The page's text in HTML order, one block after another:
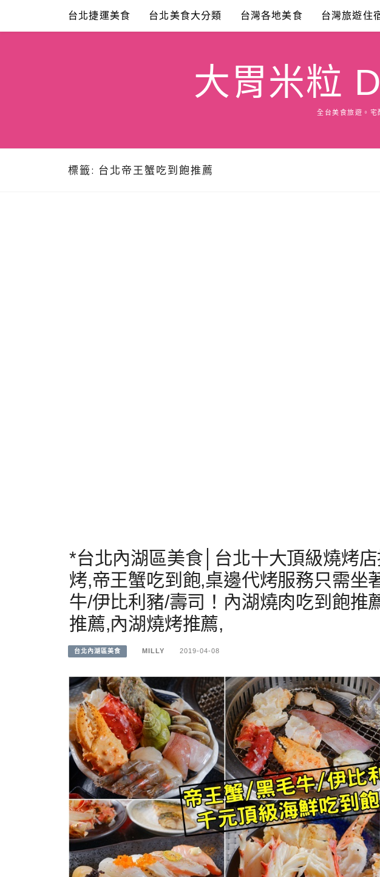
content
台北捷運美食 台北美食大分類 台灣各地美食 台灣旅遊住
大胃米粒
全台美食旅遊。宅
標籤: 台北帝王蟹吃到飽推薦
*台北內湖區美食│台北十大頂級燒烤
烤,帝王蟹吃到飽,桌邊代烤服務只需坐
牛/伊比利豬/壽司！內湖燒肉吃到飽推
推薦,內湖燒烤推薦,
台北內湖區美食 MILLY 2019-04-08